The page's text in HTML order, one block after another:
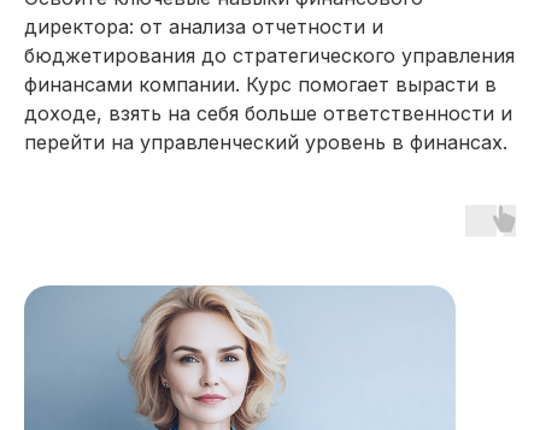
директора: от анализа отчетности и
бюджетирования до стратегического управления
финансами компании. Курс помогает вырасти в
доходе, взять на себя больше ответственности и
перейти на управленческий уровень в финансах.